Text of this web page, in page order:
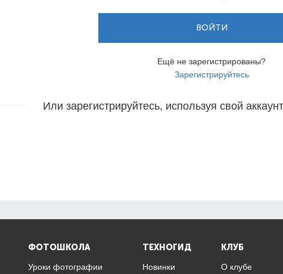
ВОЙТИ
Ещё не зарегистрированы?
Зарегистрируйтесь
Или зарегистрируйтесь, используя свой
ФОТОШКОЛА
Уроки фотографии
ТЕХНОГИД
Новинки
КЛУБ
О клубе